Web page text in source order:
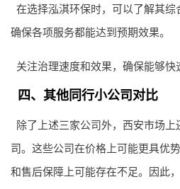
在选择泓淇环保时，可以了解其综
确保各项服务都能达到预期效果。
关注治理速度和效果，确保能够快
四、其他同行小公司对比
除了上述三家公司外，西安市场上
司。这些公司在价格上可能更具优
和售后保障上可能存在不足。因此